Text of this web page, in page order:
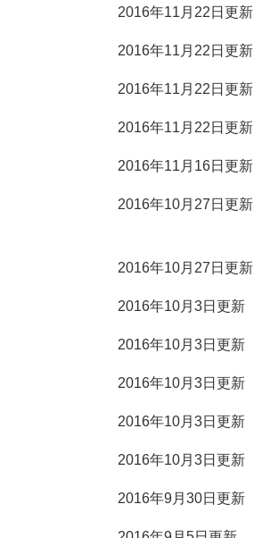
2016年11月22日更新
2016年11月22日更新
2016年11月22日更新
2016年11月22日更新
2016年11月16日更新
2016年10月27日更新
2016年10月27日更新
2016年10月3日更新
2016年10月3日更新
2016年10月3日更新
2016年10月3日更新
2016年10月3日更新
2016年9月30日更新